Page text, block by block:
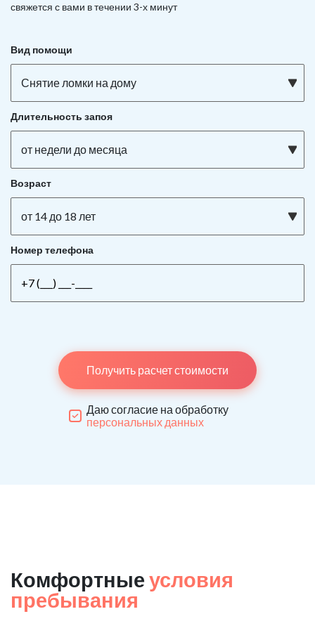
свяжется с вами в течении 3-х минут
Вид помощи
Снятие ломки на дому
Длительность запоя
от недели до месяца
Возраст
от 14 до 18 лет
Номер телефона
Получить расчет стоимости
Даю согласие на обработку
персональных данных
Комфортные условия
пребывания